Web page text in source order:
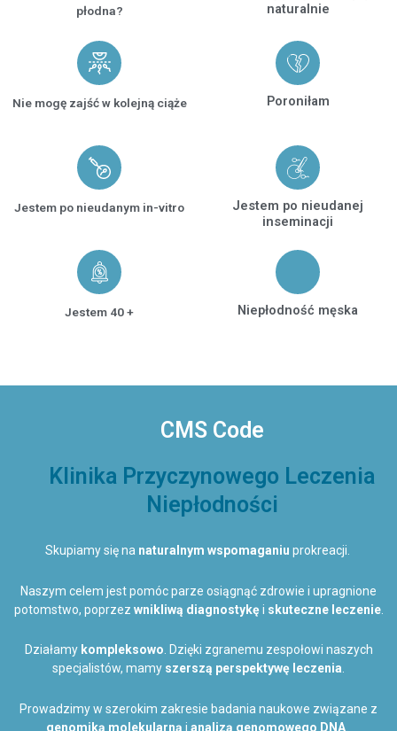
płodna?
naturalnie
Nie mogę zajść w kolejną ciąże Poroniłam
Jestem po nieudanym in-vitro
Jestem po nieudanej
inseminacji
Jestem 40 + Niepłodność męska
CMS Code
Klinika Przyczynowego Leczenia
Niepłodności
Skupiamy się na naturalnym wspomaganiu prokreacji.
Naszym celem jest pomóc parze osiągnąć zdrowie i upragnione
potomstwo, poprzez wnikliwą diagnostykęi skuteczne leczenie.
Działamy kompleksowo. Dzięki zgranemu zespołowi naszych
specjalistów, mamy szerszą perspektywę leczenia.
Prowadzimy w szerokim zakresie badania naukowe związane z
genomiką molekularną i analizą genomowego DNA